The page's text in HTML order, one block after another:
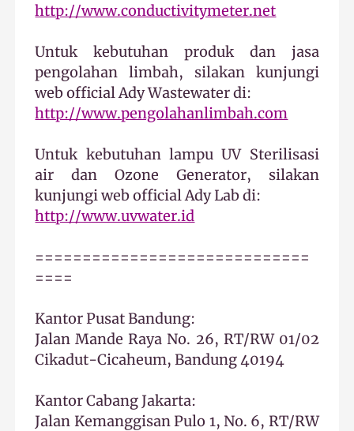
http://www.conductivitymeter.net
Untuk kebutuhan produk dan jasa
pengolahan limbah, silakan kunjungi
web official Ady Wastewater di:
http://www.pengolahanlimbah.com
Untuk kebutuhan lampu UV Sterilisasi
air dan Ozone Generator, silakan
kunjungi web official Ady Lab di:
http://www.uvwater.id
=============================
====
Kantor Pusat Bandung:
Jalan Mande Raya No. 26, RT/RW 01/02
Cikadut-Cicaheum, Bandung 40194
Kantor Cabang Jakarta:
Jalan Kemanggisan Pulo 1, No. 6, RT/RW